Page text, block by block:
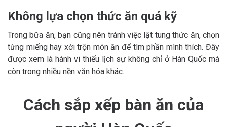
Không lựa chọn thức ăn quá kỹ
Trong bữa ăn, bạn cũng nên tránh việc lật tung thức ăn, chọn
từng miếng hay xới trộn món ăn để tìm phần mình thích. Đây
được xem là hành vi thiếu lịch sự không chỉ ở Hàn Quốc mà
còn trong nhiều nền văn hóa khác.
Cách sắp xếp bàn ăn của